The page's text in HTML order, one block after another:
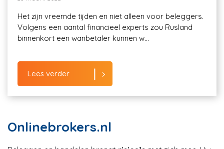
Het zijn vreemde tijden en niet alleen voor beleggers.
Volgens een aantal financieel experts zou Rusland
binnenkort een wanbetaler kunnen w...
Lees verder
Onlinebrokers.nl